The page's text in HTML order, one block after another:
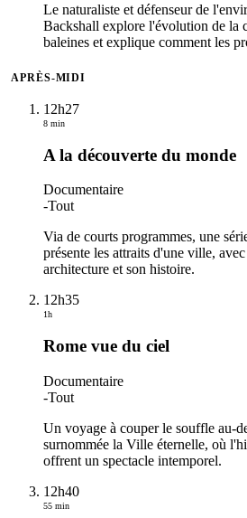
Le naturaliste et défenseur de
Backshall explore l'évolution de la
baleines et explique comment les
APRÈS-MIDI
12h27
8 min
A la découverte du monde
Documentaire
-Tout
Via de courts programmes, une
présente les attraits d'une ville,
architecture et son histoire.
12h35
1h
Rome vue du ciel
Documentaire
-Tout
Un voyage à couper le souffle au-
surnommée la Ville éternelle, où
offrent un spectacle intemporel.
12h40
55 min